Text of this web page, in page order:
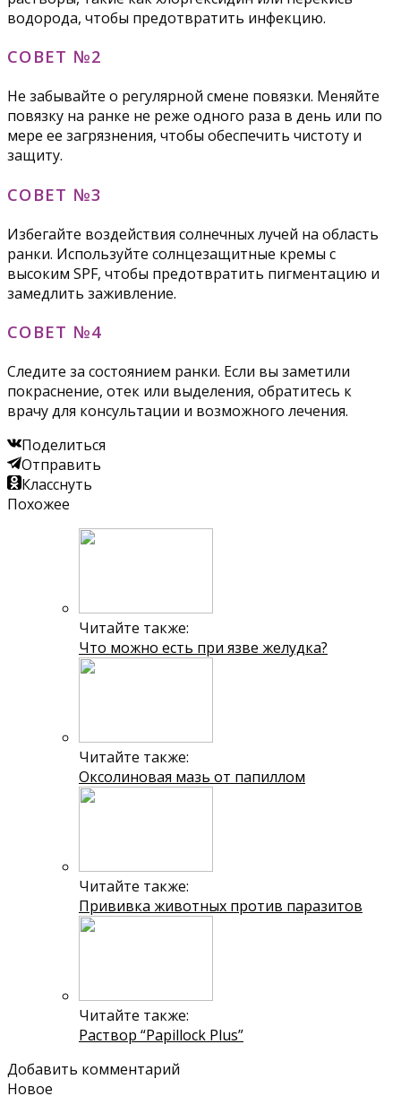
водорода, чтобы предотвратить инфекцию.
СОВЕТ №2
Не забывайте о регулярной смене повязки. Меняйте
повязку на ранке не реже одного раза в день или по
мере ее загрязнения, чтобы обеспечить чистоту и
защиту.
СОВЕТ №3
Избегайте воздействия солнечных лучей на область
ранки. Используйте солнцезащитные кремы с
высоким SPF, чтобы предотвратить пигментацию и
замедлить заживление.
СОВЕТ №4
Следите за состоянием ранки. Если вы заметили
покраснение, отек или выделения, обратитесь к
врачу для консультации и возможного лечения.
Поделиться
Отправить
Класснуть
Похожее
Читайте также:
Что можно есть при язве желудка?
Читайте также:
Оксолиновая мазь от папиллом
Читайте также:
Прививка животных против паразитов
Читайте также:
Раствор “Papillock Plus”
Добавить комментарий
Новое